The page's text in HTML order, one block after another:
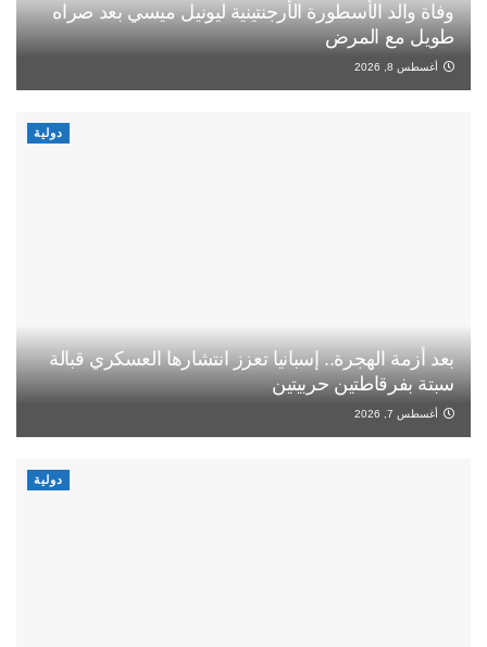
وفاة والد الأسطورة الأرجنتينية ليونيل ميسي بعد صراه
طويل مع المرض
أغسطس 8, 2026
دولية
بعد أزمة الهجرة.. إسبانيا تعزز انتشارها العسكري قبالة
سبتة بفرقاطتين حربيتين
أغسطس 7, 2026
دولية